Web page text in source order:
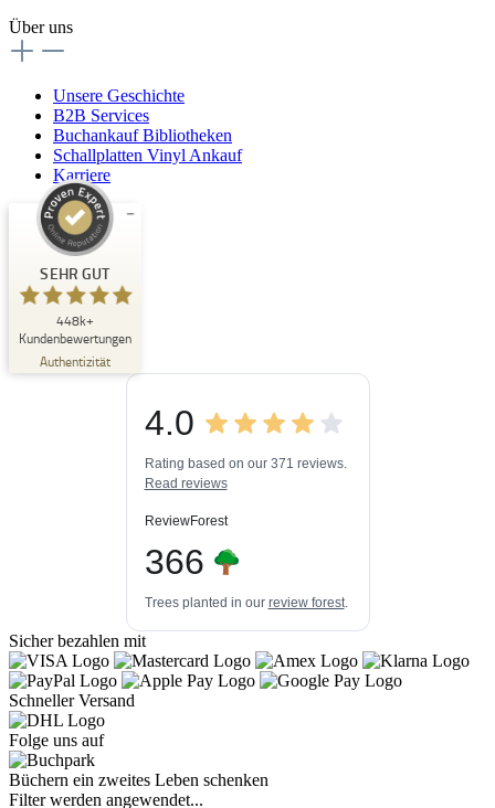
Über uns
Unsere Geschichte
B2B Services
Buchankauf Bibliotheken
Schallplatten Vinyl Ankauf
Karriere
SEHR GUT
448k+
Kundenbewertungen
Authentizität
Kundenbewertungen und Erfahrungen zu
SEHR GUT
4,84
/
5,00
3
ProvenExpert.com
Blick aufs ProvenExpert-Profil werfen
06.08.2026
4.0
Rating based on our 371 reviews.
Read reviews
ReviewForest
366
Trees planted in our review forest.
Sicher bezahlen mit
Schneller Versand
Folge uns auf
Büchern ein zweites Leben schenken
Filter werden angewendet...